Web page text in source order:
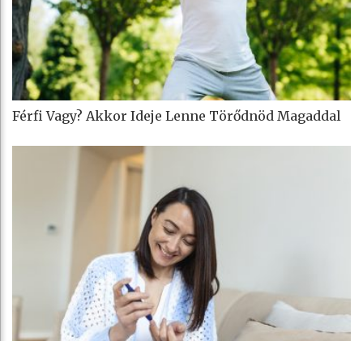
Férfi Vagy? Akkor Ideje Lenne Törődnöd Magaddal